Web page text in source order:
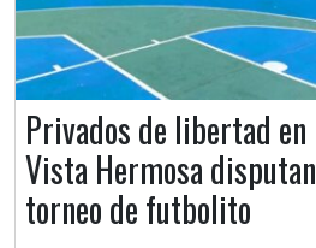
Privados de libertad en
Vista Hermosa disputan
torneo de futbolito